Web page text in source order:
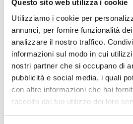
Questo sito web utilizza i cookie
Utilizziamo i cookie per
annunci, per fornire funzionalità
analizzare il nostro traffico.
informazioni sul modo in cui
nostri partner che si occupano di
pubblicità e social media, i quali
con altre informazioni che hai
raccolto dal tuo utilizzo dei loro
ALLENATI CON ME!